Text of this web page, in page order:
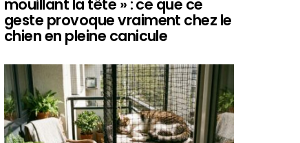
mouillant la tête » : ce que ce
geste provoque vraiment chez le
chien en pleine canicule